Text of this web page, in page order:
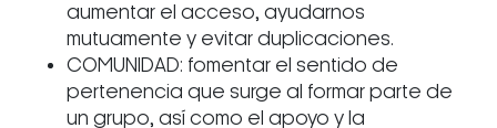
aumentar el acceso, ayudarnos
mutuamente y evitar duplicaciones.
COMUNIDAD: fomentar el sentido de
pertenencia que surge al formar parte de
un grupo, así como el apoyo y la